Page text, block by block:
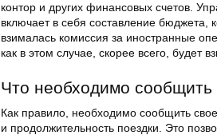
контор и других финансовых счетов.
включает в себя составление бюджета,
взималась комиссия за иностранные
как в этом случае, скорее всего, будет
Что необходимо сообщить
Как правило, необходимо сообщить
и продолжительность поездки. Это